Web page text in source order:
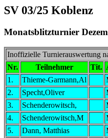
SV 03/25 Koblenz
Monatsblitzturnier
Inoffizielle Turnierauswertung
Nr.
Teilnehmer Tit.
1.
Thieme-Garmann,Al
2.
Specht,Oliver
3.
Schenderowitsch,
4.
Schenderowitsch,M
5.
Dann, Matthias